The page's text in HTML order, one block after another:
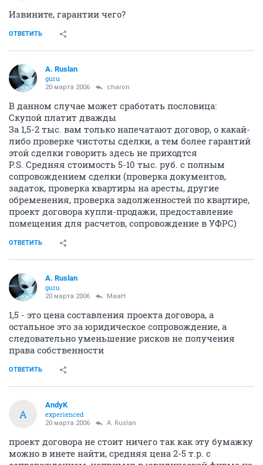
Извините, гарантии чего?
ОТВЕТИТЬ
A. Ruslan
guru
20 марта 2006 charon
В данном случае может сработать пословица:
Скупой платит дважды
За 1,5-2 тыс. вам только напечатают договор, о какай-
либо проверке чистоты сделки, а тем более гарантий
этой сделки говорить здесь не приходтся
P.S. Средняя стоимость 5-10 тыс. руб. с полным
сопровождением сделки (проверка документов,
задаток, проверка квартиры на аресты, другие
обременения, проверка задолженностей по квартире,
проект договора купли-продажи, предоставление
помещения для расчетов, сопровождение в УФРС)
ОТВЕТИТЬ
A. Ruslan
guru
20 марта 2006 MaaH
1,5 - это цена составления проекта договора, а
остальное это за юридическое сопровождение, а
следовательно уменьшение рисков не получения
права собственности
ОТВЕТИТЬ
A
AndyK
experienced
20 марта 2006 A. Ruslan
проект договора не стоит ничего так как эту бумажку
можно в инете найти, средняя цена 2-5 т.р. с